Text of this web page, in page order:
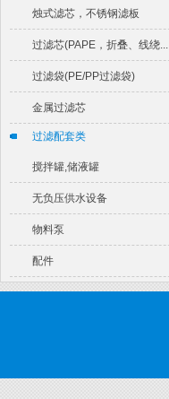
烛式滤芯，不锈钢滤板
过滤芯(PAPE，折叠、线绕...
过滤袋(PE/PP过滤袋)
金属过滤芯
过滤配套类
搅拌罐,储液罐
无负压供水设备
物料泵
配件